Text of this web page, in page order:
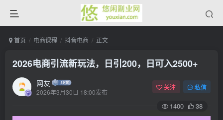
首页 电商课程 抖音电商 正文
2026电商引流新玩法，日引200，日可入2500+
网友
2026年3月30日 18:00发布
关注 私信
1400 38